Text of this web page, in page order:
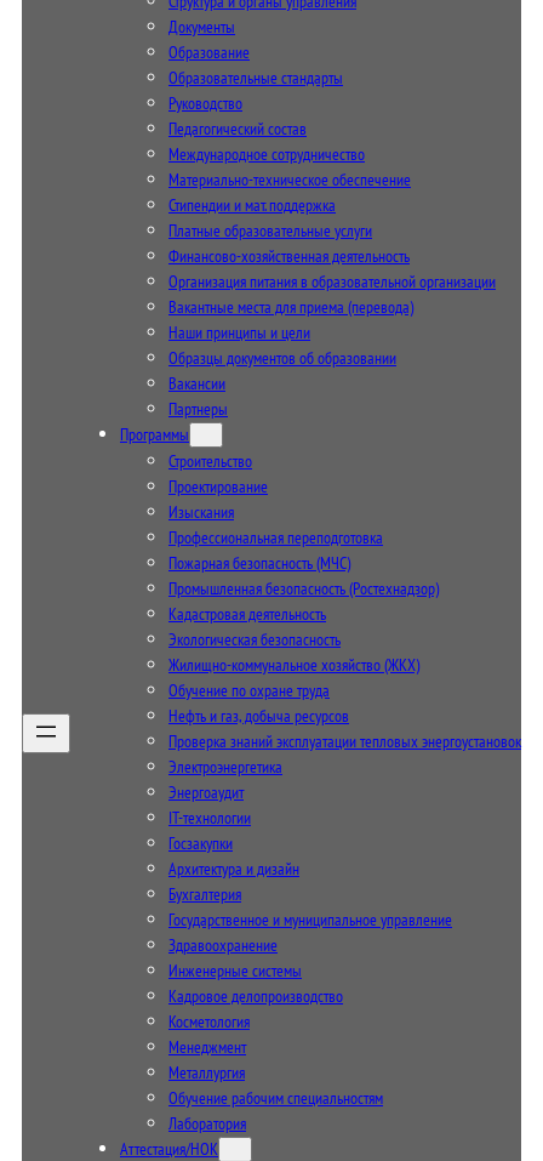
Документы
Образование
Образовательные стандарты
Руководство
Педагогический состав
Международное сотрудничество
Материально-техническое обеспечение
Стипендии и мат. поддержка
Платные образовательные услуги
Финансово-хозяйственная деятельность
Организация питания в образовательной организации
Вакантные места для приема (перевода)
Наши принципы и цели
Образцы документов об образовании
Вакансии
Партнеры
Программы
Строительство
Проектирование
Изыскания
Профессиональная переподготовка
Пожарная безопасность (МЧС)
Промышленная безопасность (Ростехнадзор)
Кадастровая деятельность
Экологическая безопасность
Жилищно-коммунальное хозяйство (ЖКХ)
Обучение по охране труда
Нефть и газ, добыча ресурсов
Проверка знаний эксплуатации тепловых энергоустановок
Электроэнергетика
Энергоаудит
IT-технологии
Госзакупки
Архитектура и дизайн
Бухгалтерия
Государственное и муниципальное управление
Здравоохранение
Инженерные системы
Кадровое делопроизводство
Косметология
Менеджмент
Металлургия
Обучение рабочим специальностям
Лаборатория
Аттестация/НОК